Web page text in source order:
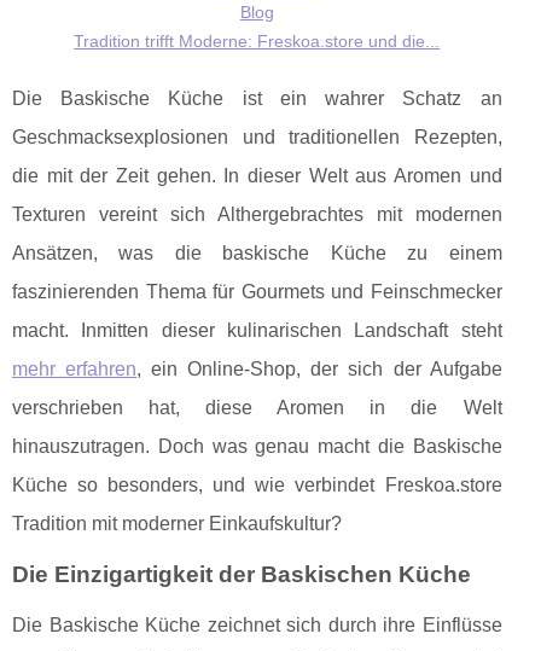
Blog
Tradition trifft Moderne: Freskoa.store und die...
Die Baskische Küche ist ein wahrer Schatz an
Geschmacksexplosionen und traditionellen Rezepten,
die mit der Zeit gehen. In dieser Welt aus Aromen und
Texturen vereint sich Althergebrachtes mit modernen
Ansätzen, was die baskische Küche zu einem
faszinierenden Thema für Gourmets und Feinschmecker
macht. Inmitten dieser kulinarischen Landschaft steht
mehr erfahren, ein Online-Shop, der sich der Aufgabe
verschrieben hat, diese Aromen in die Welt
hinauszutragen. Doch was genau macht die Baskische
Küche so besonders, und wie verbindet Freskoa.store
Tradition mit moderner Einkaufskultur?
Die Einzigartigkeit der Baskischen Küche
Die Baskische Küche zeichnet sich durch ihre Einflüsse